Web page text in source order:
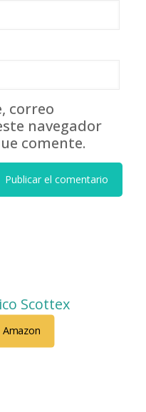
correo
navegador
comente.